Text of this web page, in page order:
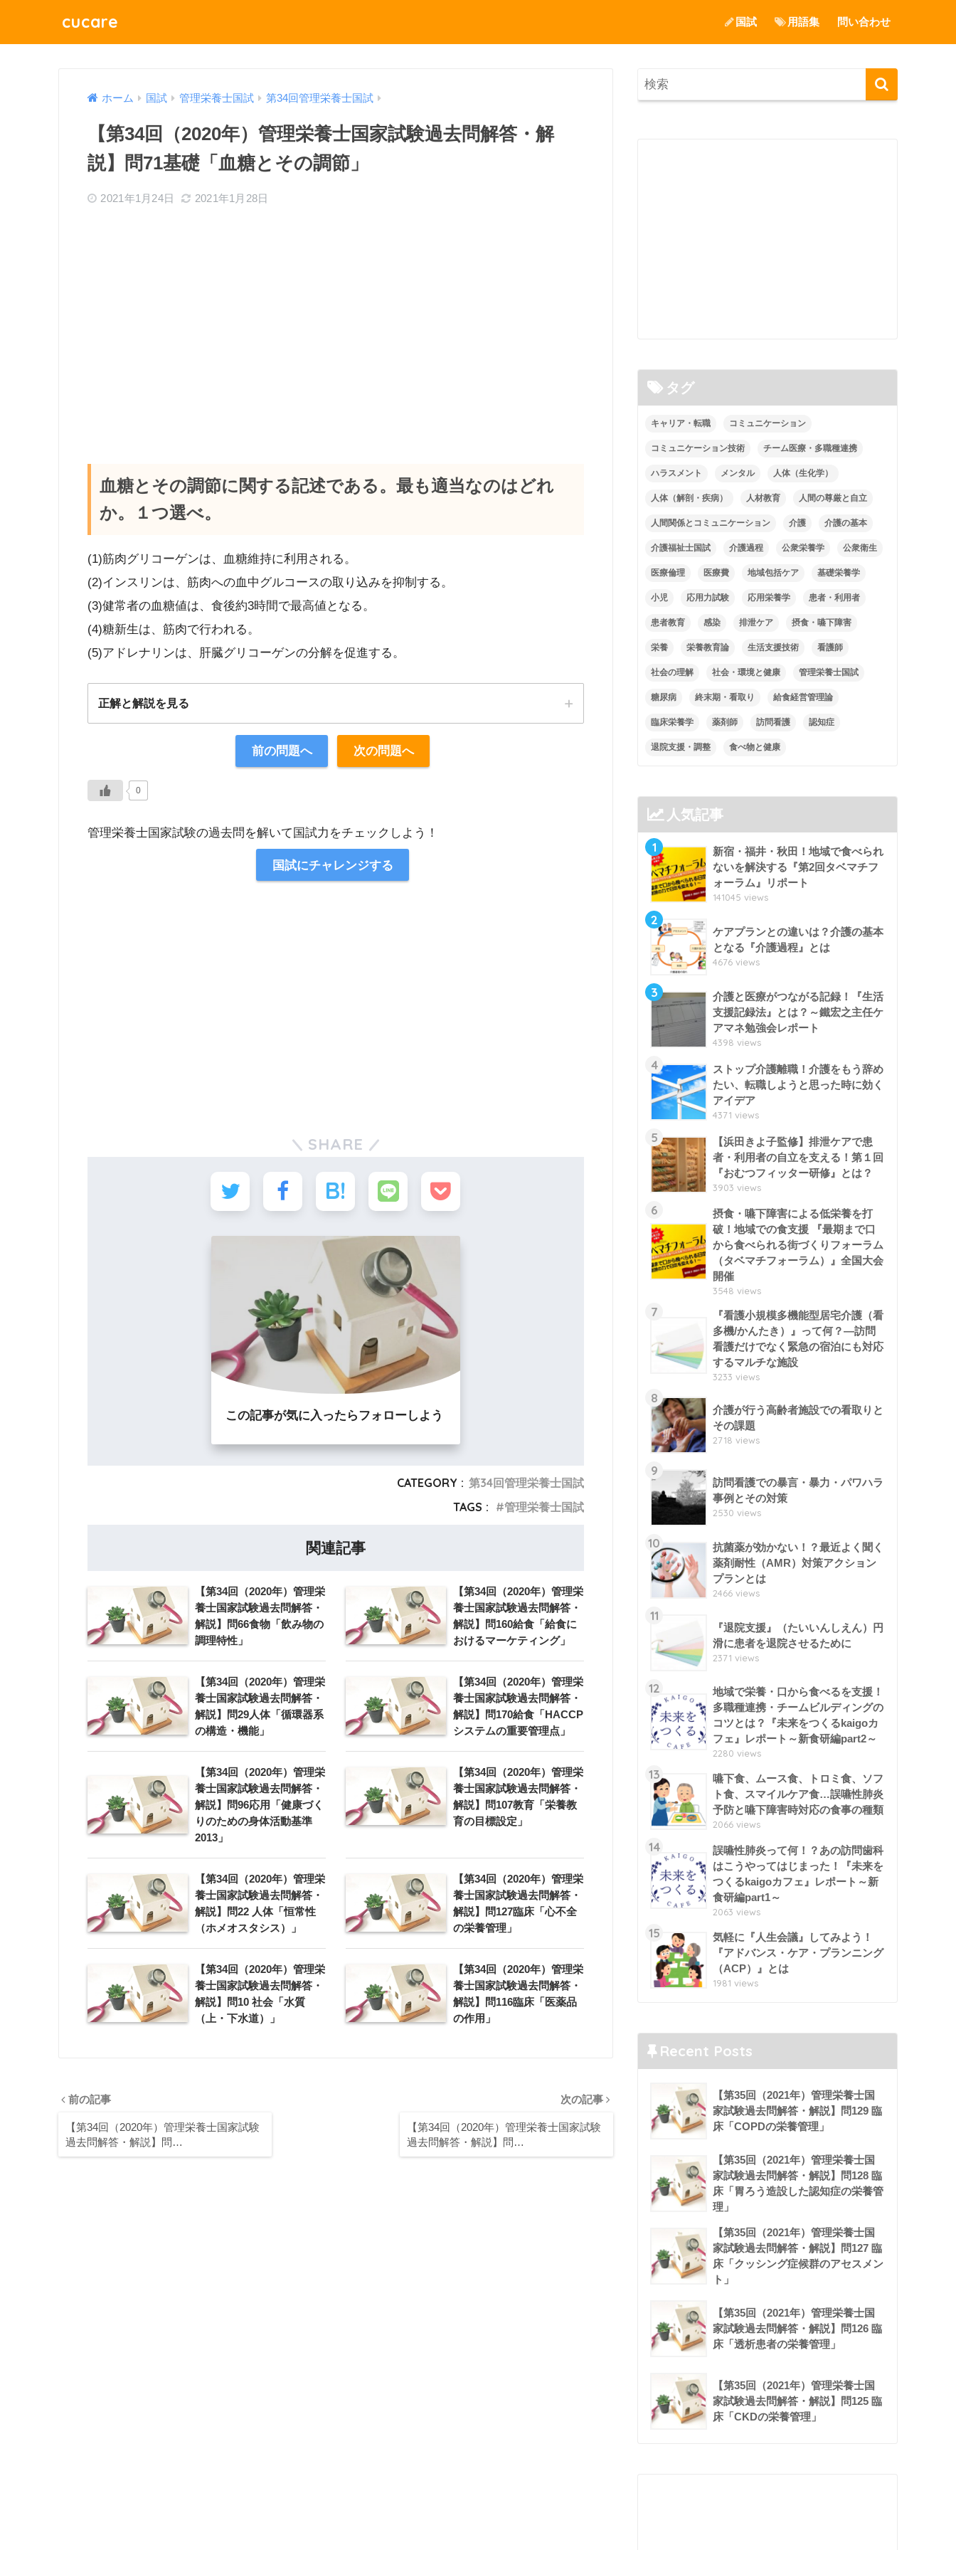
cucare 国試 用語集 問い合わせ
ホーム 国試 管理栄養士国試 第34回管理栄養士国試
【第34回（2020年）管理栄養士国家試験過去問解答・解
説】問71基礎「血糖とその調節」
2021年1月24日 2021年1月28日
血糖とその調節に関する記述である。最も適当なのはどれ
か。１つ選べ。
(1)筋肉グリコーゲンは、血糖維持に利用される。
(2)インスリンは、筋肉への血中グルコースの取り込みを抑制する。
(3)健常者の血糖値は、食後約3時間で最高値となる。
(4)糖新生は、筋肉で行われる。
(5)アドレナリンは、肝臓グリコーゲンの分解を促進する。
正解と解説を見る
前の問題へ 次の問題へ
0
管理栄養士国家試験の過去問を解いて国試力をチェックしよう！
国試にチャレンジする
SHARE
この記事が気に入ったらフォローしよう
CATEGORY : 第34回管理栄養士国試
TAGS :
管理栄養士国試
関連記事
【第34回（2020年）管理栄
養士国家試験過去問解答・
解説】問66食物「飲み物の
調理特性」
【第34回（2020年）管理栄
養士国家試験過去問解答・
解説】問160給食「給食に
おけるマーケティング」
【第34回（2020年）管理栄
養士国家試験過去問解答・
解説】問29人体「循環器系
の構造・機能」
【第34回（2020年）管理栄
養士国家試験過去問解答・
解説】問170給食「HACCP
システムの重要管理点」
【第34回（2020年）管理栄
養士国家試験過去問解答・
解説】問96応用「健康づく
りのための身体活動基準
2013」
【第34回（2020年）管理栄
養士国家試験過去問解答・
解説】問107教育「栄養教
育の目標設定」
【第34回（2020年）管理栄
養士国家試験過去問解答・
解説】問22 人体「恒常性
（ホメオスタシス）」
【第34回（2020年）管理栄
養士国家試験過去問解答・
解説】問127臨床「心不全
の栄養管理」
【第34回（2020年）管理栄
養士国家試験過去問解答・
解説】問10 社会「水質
（上・下水道）」
【第34回（2020年）管理栄
養士国家試験過去問解答・
解説】問116臨床「医薬品
の作用」
前の記事
【第34回（2020年）管理栄養士国家試験
過去問解答・解説】問…
次の記事
【第34回（2020年）管理栄養士国家試験
過去問解答・解説】問…
タグ
キャリア・転職 コミュニケーション
コミュニケーション技術 チーム医療・多職種連携
ハラスメント メンタル 人体（生化学）
人体（解剖・疾病） 人材教育 人間の尊厳と自立
人間関係とコミュニケーション 介護 介護の基本
介護福祉士国試 介護過程 公衆栄養学 公衆衛生
医療倫理 医療費 地域包括ケア 基礎栄養学
小児 応用力試験 応用栄養学 患者・利用者
患者教育 感染 排泄ケア 摂食・嚥下障害
栄養 栄養教育論 生活支援技術 看護師
社会の理解 社会・環境と健康 管理栄養士国試
糖尿病 終末期・看取り 給食経営管理論
臨床栄養学 薬剤師 訪問看護 認知症
退院支援・調整 食べ物と健康
人気記事
1
新宿・福井・秋田！地域で食べられ
ないを解決する『第2回タベマチフ
ォーラム』リポート
141045 views
2
ケアプランとの違いは？介護の基本
となる『介護過程』とは
4676 views
3
介護と医療がつながる記録！『生活
支援記録法』とは？～鐵宏之主任ケ
アマネ勉強会レポート
4398 views
4
ストップ介護離職！介護をもう辞め
たい、転職しようと思った時に効く
アイデア
4371 views
5
【浜田きよ子監修】排泄ケアで患
者・利用者の自立を支える！第１回
『おむつフィッター研修』とは？
3903 views
6
摂食・嚥下障害による低栄養を打
破！地域での食支援 『最期まで口
から食べられる街づくりフォーラム
（タベマチフォーラム）』全国大会
開催
3548 views
7
『看護小規模多機能型居宅介護（看
多機/かんたき）』って何？―訪問
看護だけでなく緊急の宿泊にも対応
するマルチな施設
3233 views
8
介護が行う高齢者施設での看取りと
その課題
2718 views
9
訪問看護での暴言・暴力・パワハラ
事例とその対策
2530 views
10
抗菌薬が効かない！？最近よく聞く
薬剤耐性（AMR）対策アクション
プランとは
2466 views
11
『退院支援』（たいいんしえん）円
滑に患者を退院させるために
2371 views
12
地域で栄養・口から食べるを支援！
多職種連携・チームビルディングの
コツとは？『未来をつくるkaigoカ
フェ』レポート～新食研編part2～
2280 views
13
嚥下食、ムース食、トロミ食、ソフ
ト食、スマイルケア食…誤嚥性肺炎
予防と嚥下障害時対応の食事の種類
2066 views
14
誤嚥性肺炎って何！？あの訪問歯科
はこうやってはじまった！『未来を
つくるkaigoカフェ』レポート～新
食研編part1～
2063 views
15
気軽に『人生会議』してみよう！
『アドバンス・ケア・プランニング
（ACP）』とは
1981 views
Recent Posts
【第35回（2021年）管理栄養士国
家試験過去問解答・解説】問129 臨
床「COPDの栄養管理」
【第35回（2021年）管理栄養士国
家試験過去問解答・解説】問128 臨
床「胃ろう造設した認知症の栄養管
理」
【第35回（2021年）管理栄養士国
家試験過去問解答・解説】問127 臨
床「クッシング症候群のアセスメン
ト」
【第35回（2021年）管理栄養士国
家試験過去問解答・解説】問126 臨
床「透析患者の栄養管理」
【第35回（2021年）管理栄養士国
家試験過去問解答・解説】問125 臨
床「CKDの栄養管理」